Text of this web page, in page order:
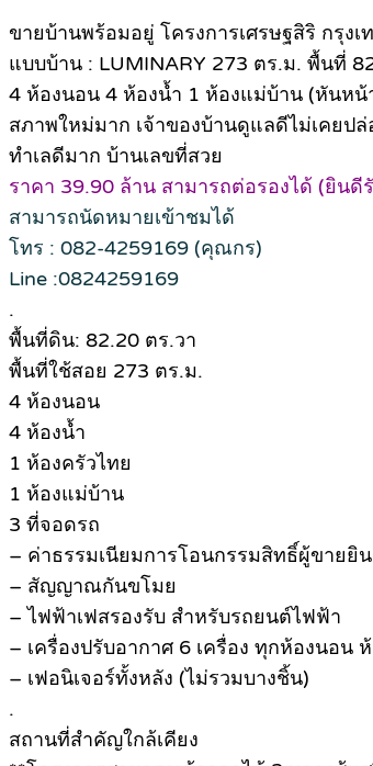
ขายบ้านพร้อมอยู่ โครงการเศรษฐสิริ กรุง
แบบบ้าน : LUMINARY 273 ตร.ม. พื้นที่
4 ห้องนอน 4 ห้องน้ำ 1 ห้องแม่บ้าน (หันหน้
สภาพใหม่มาก เจ้าของบ้านดูแลดีไม่เคยปล่
ทำเลดีมาก บ้านเลขที่สวย
ราคา 39.90 ล้าน สามารถต่อรองได้ (ยินดี
สามารถนัดหมายเข้าชมได้
โทร : 082-4259169 (คุณกร)
Line :0824259169
.
พื้นที่ดิน: 82.20 ตร.วา
พื้นที่ใช้สอย 273 ตร.ม.
4 ห้องนอน
4 ห้องน้ำ
1 ห้องครัวไทย
1 ห้องแม่บ้าน
3 ที่จอดรถ
– ค่าธรรมเนียมการโอนกรรมสิทธิ์ผู้ขายยิ
– สัญญาณกันขโมย
– ไฟฟ้าเฟสรองรับ สำหรับรถยนต์ไฟฟ้า
– เครื่องปรับอากาศ 6 เครื่อง ทุกห้องนอน
– เฟอนิเจอร์ทั้งหลัง (ไม่รวมบางชิ้น)
.
สถานที่สำคัญใกล้เคียง